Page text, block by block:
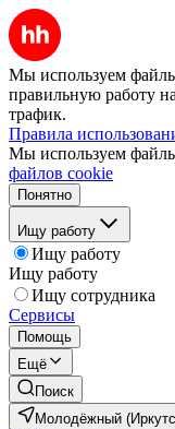
Мы используем
правильную работу
трафик.
Правила
Мы используем
файлов cookie
Понятно
Ищу работу
Ищу работу
Ищу работу
Ищу сотрудника
Сервисы
Помощь
Ещё
Поиск
Молодёжный